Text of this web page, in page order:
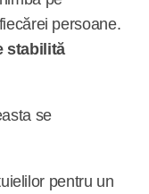
persoane.
stabilită
se
pentru un